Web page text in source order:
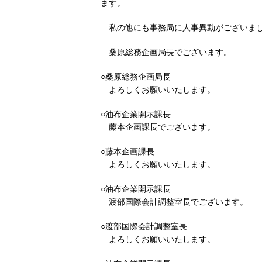
ます。
私の他にも事務局に人事異動がございま
桑原総務企画局長でございます。
○桑原総務企画局長
よろしくお願いいたします。
○油布企業開示課長
藤本企画課長でございます。
○藤本企画課長
よろしくお願いいたします。
○油布企業開示課長
渡部国際会計調整室長でございます。
○渡部国際会計調整室長
よろしくお願いいたします。